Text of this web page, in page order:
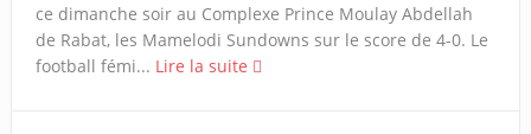
ce dimanche soir au Complexe Prince Moulay Abdellah
de Rabat, les Mamelodi Sundowns sur le score de 4-0. Le
football fémi... Lire la suite